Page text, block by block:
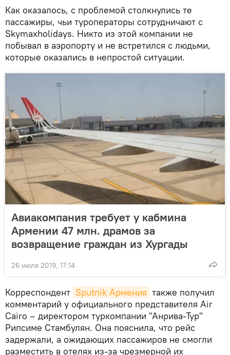
Как оказалось, с проблемой столкнулись те
пассажиры, чьи туроператоры сотрудничают с
Skymaxholidays. Никто из этой компании не
побывал в аэропорту и не встретился с людьми,
которые оказались в непростой ситуации.
Авиакомпания требует у кабмина
Армении 47 млн. драмов за
возвращение граждан из Хургады
26 июля 2019, 17:14
Корреспондент Sputnik Армения также получил
комментарий у официального представителя Air
Cairo – директором туркомпании "Анрива-Тур"
Рипсиме Стамбулян. Она пояснила, что рейс
задержали, а ожидающих пассажиров не смогли
разместить в отелях из-за чрезмерной их